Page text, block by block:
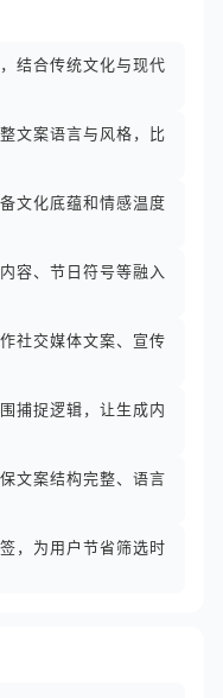
结合传统文化与现代
文案语言与风格，比
文化底蕴和情感温度
容、节日符号等融入
社交媒体文案、宣传
捕捉逻辑，让生成内
文案结构完整、语言
，为用户节省筛选时